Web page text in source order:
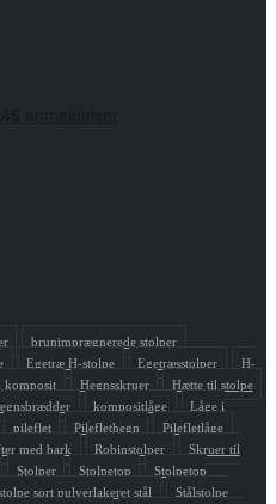
brunimprægnerede stolper
Egetræ H-stolpe Egetræsstolper
H-
komposit Hegnsskruer
Hætte til stolpe
kompositlåge
Låge i
pileflet Pileflethegn
Pilefletlåge
med bark Robinstolper
Skruer til
Stolper Stolpetop
Stolpetop
sort pulverlakeret stål
Stålstolpe